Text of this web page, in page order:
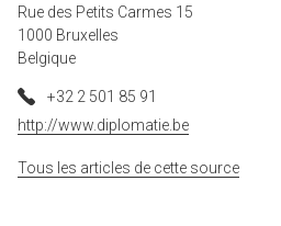
Rue des Petits Carmes 15
1000 Bruxelles
Belgique
+32 2 501 85 91
http://www.diplomatie.be
Tous les articles de cette source